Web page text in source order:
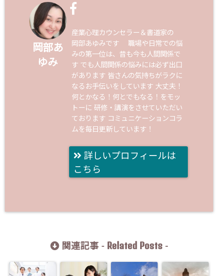
岡部あ
ゆみ
産業心理カウンセラー＆書道家の
岡部あゆみです 職場や日常での悩
みの第一位は、昔も今も人間関係で
す でも人間関係の悩みには必ず出口
があります 皆さんの気持ちがラクに
なるお手伝いをしています 大丈夫！
何とかなる！何とでもなる！をモッ
トーに 研修・講演をさせていただい
ております コミュニケーションコラ
ムを毎日更新しています！
詳しいプロフィールは
こちら
関連記事 - Related Posts-